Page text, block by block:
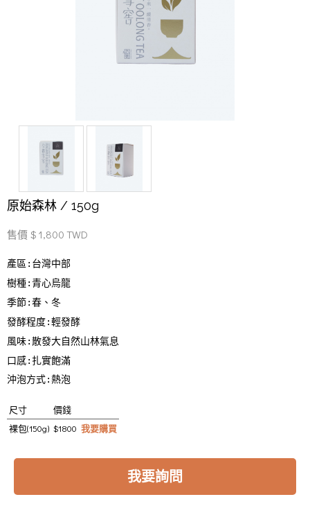
原始森林 / 150g
售價 $ 1,800 TWD
產區:台灣中部
樹種:青心烏龍
季節:春、冬
發酵程度:輕發酵
風味:散發大自然山林氣息
口感:扎實飽滿
沖泡方式:熱泡
尺寸
價錢
裸包(150g) $1800 我要購買
我要詢問